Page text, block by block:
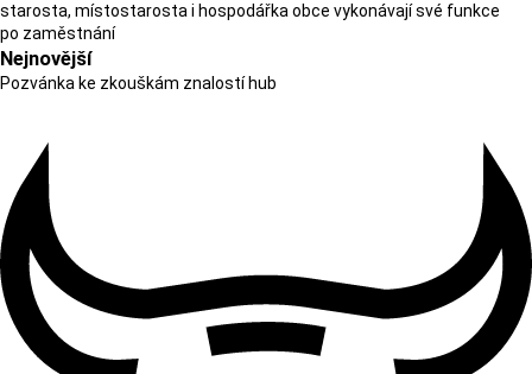
starosta, místostarosta i hospodářka obce vykonávají své funkce
po zaměstnání
Nejnovější
Pozvánka ke zkouškám znalostí hub